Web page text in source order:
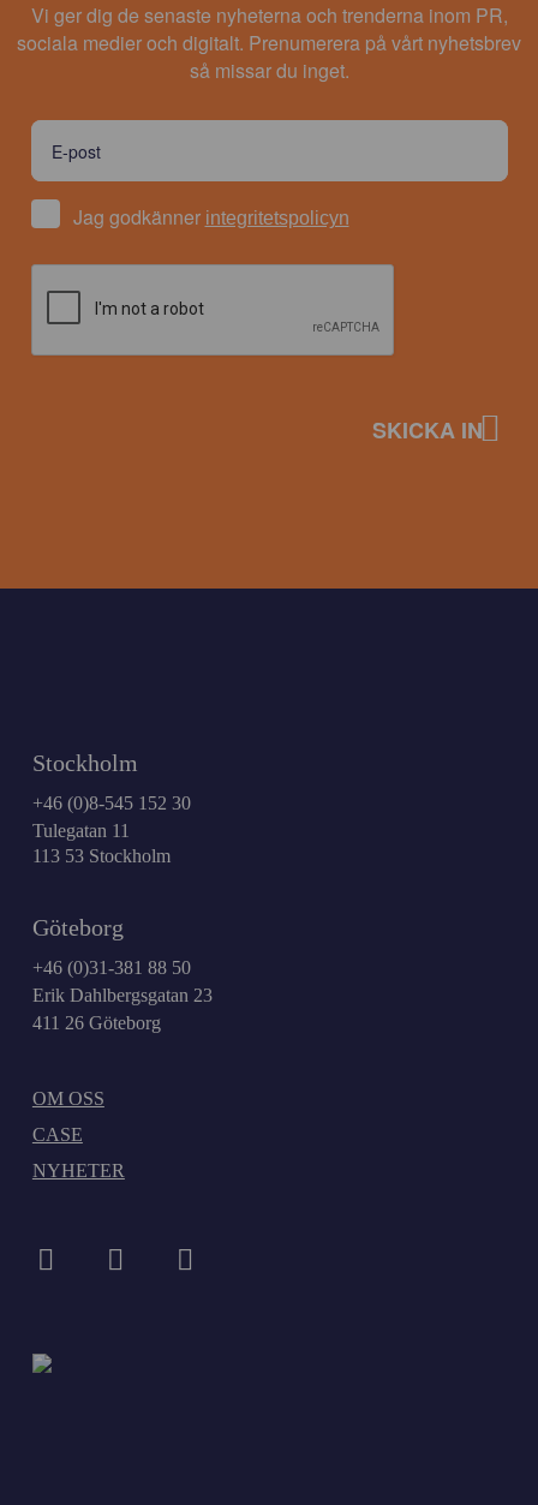
Vi ger dig de senaste nyheterna och trenderna inom PR,
sociala medier och digitalt. Prenumerera på vårt nyhetsbrev
så missar du inget.
Jag godkänner integritetspolicyn
Stockholm
+46 (0)8-545 152 30
Tulegatan 11
113 53 Stockholm
Göteborg
+46 (0)31-381 88 50
Erik Dahlbergsgatan 23
411 26 Göteborg
OM OSS
CASE
NYHETER